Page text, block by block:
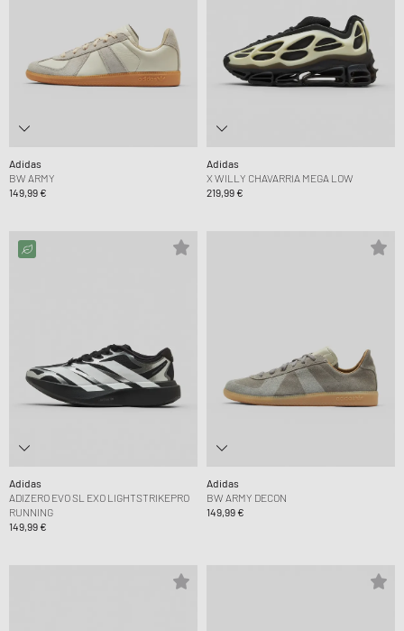
Adidas
BW ARMY
149,99 €
Adidas
X WILLY CHAVARRIA MEGA LOW
219,99 €
Adidas
ADIZERO EVO SL EXO LIGHTSTRIKEPRO
RUNNING
149,99 €
Adidas
BW ARMY DECON
149,99 €